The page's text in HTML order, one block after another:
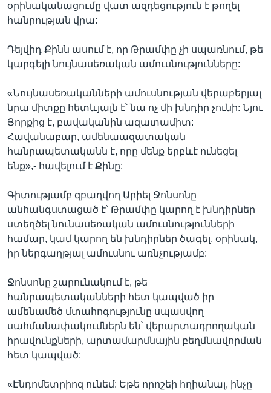
օրինականացումը վատ ազդեցություն է թողել
հանրության վրա:
Դեյվիդ Քինն ասում է, որ Թրամփը չի սպառնում, թե
կարգելի նույնասեռական ամուսնությունները:
«Նույնասեռականների ամուսնության վերաբերյալ
նրա միտքը հետևյալն է՝ նա ոչ մի խնդիր չունի: Նյու
Յորքից է, բավականին ազատամիտ:
Հավանաբար, ամենաազատական
հանրապետականն է, որը մենք երբևէ ունեցել
ենք»,- հավելում է Քինը:
Գիտությամբ զբաղվող Արիել Ջոնսոնը
անհանգստացած է՝ Թրամփը կարող է խնդիրներ
ստեղծել նունասեռական ամուսնությունների
համար, կամ կարող են խնդիրներ ծագել, օրինակ,
իր ներգաղթյալ ամուսնու առնչությամբ:
Ջոնսոնը շարունակում է, թե
հանրապետականների հետ կապված իր
ամենամեծ մտահոգությունը սպասվող
սահմանափակումներն են՝ վերարտադրողական
իրավունքների, արտամարմնային բեղմնավորման
հետ կապված:
«Էնդոմետրիոզ ունեմ: Եթե որոշեի հղիանալ, ինչը